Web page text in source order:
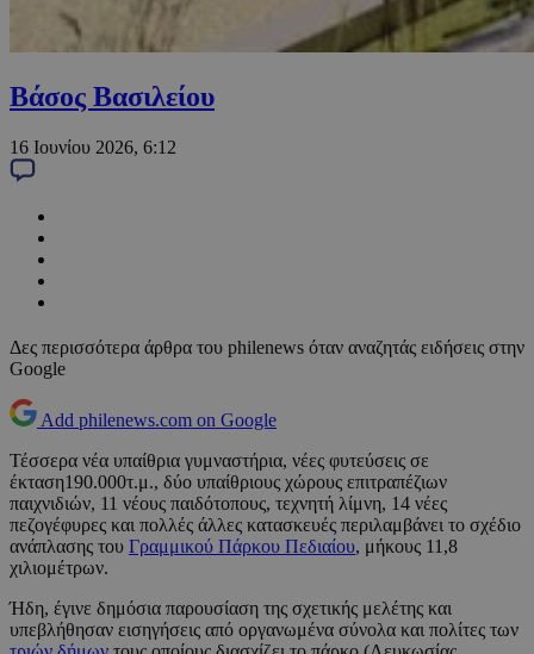
Βάσος Βασιλείου
16 Ιουνίου 2026, 6:12
Δες περισσότερα άρθρα του philenews όταν αναζητάς ειδήσεις στην
Google
Add philenews.com on Google
Τέσσερα νέα υπαίθρια γυμναστήρια, νέες φυτεύσεις σε
έκταση190.000τ.μ., δύο υπαίθριους χώρους επιτραπέζιων
παιχνιδιών, 11 νέους παιδότοπους, τεχνητή λίμνη, 14 νέες
πεζογέφυρες και πολλές άλλες κατασκευές περιλαμβάνει το σχέδιο
ανάπλασης του Γραμμικού Πάρκου Πεδιαίου, μήκους 11,8
χιλιομέτρων.
Ήδη, έγινε δημόσια παρουσίαση της σχετικής μελέτης και
υπεβλήθησαν εισηγήσεις από οργανωμένα σύνολα και πολίτες των